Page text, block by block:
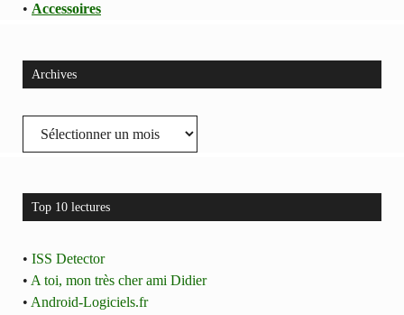
• Accessoires
Archives
Archives
Top 10 lectures
• ISS Detector
• A toi, mon très cher ami Didier
• Android-Logiciels.fr